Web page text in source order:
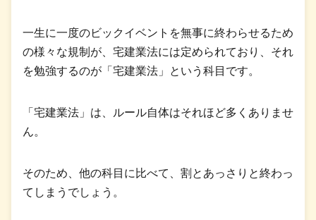
一生に一度のビックイベントを無事に終わらせるため
の様々な規制が、宅建業法には定められており、それ
を勉強するのが「宅建業法」という科目です。
「宅建業法」は、ルール自体はそれほど多くありませ
ん。
そのため、他の科目に比べて、割とあっさりと終わっ
てしまうでしょう。